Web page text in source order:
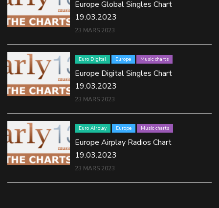
Europe Global Singles Chart
19.03.2023
23 MARS 2023
Euro Digital Europe Music charts
Europe Digital Singles Chart
19.03.2023
23 MARS 2023
Euro Airplay Europe Music charts
Europe Airplay Radios Chart
19.03.2023
23 MARS 2023